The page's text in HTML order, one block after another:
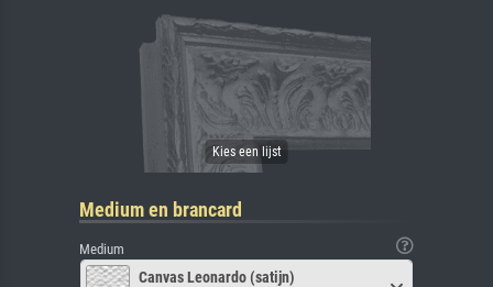
Medium en brancard
Medium
Canvas Leonardo (satijn)